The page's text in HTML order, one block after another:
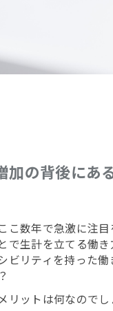
加の背後にあ
こ数年で急激に注
生計を立てる働き
ビリティを持った
リットは何なので